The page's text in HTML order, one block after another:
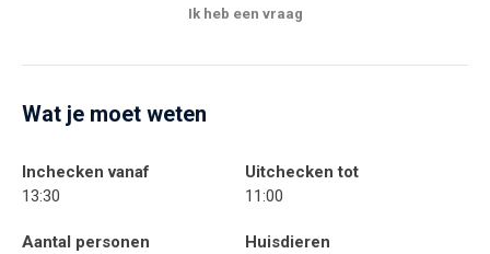
Ik heb een vraag
Wat je moet weten
Inchecken vanaf
13:30
Uitchecken tot
11:00
Aantal personen
Huisdieren